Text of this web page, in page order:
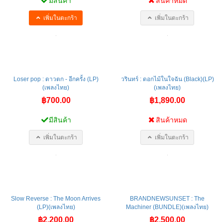
เพิ่มในตะกร้า เพิ่มในตะกร้า
Loser pop : ดาวตก - อีกครั้ง (LP)
(เพลงไทย)
฿700.00
มีสินค้า
เพิ่มในตะกร้า
วรินทร์ : ดอกไม้ในใจฉัน (Black)(LP)
(เพลงไทย)
฿1,890.00
สินค้าหมด
เพิ่มในตะกร้า
Slow Reverse : The Moon Arrives
(LP)(เพลงไทย)
฿2,200.00
BRANDNEWSUNSET : The
Machiner (BUNDLE)(เพลงไทย)
฿2,500.00